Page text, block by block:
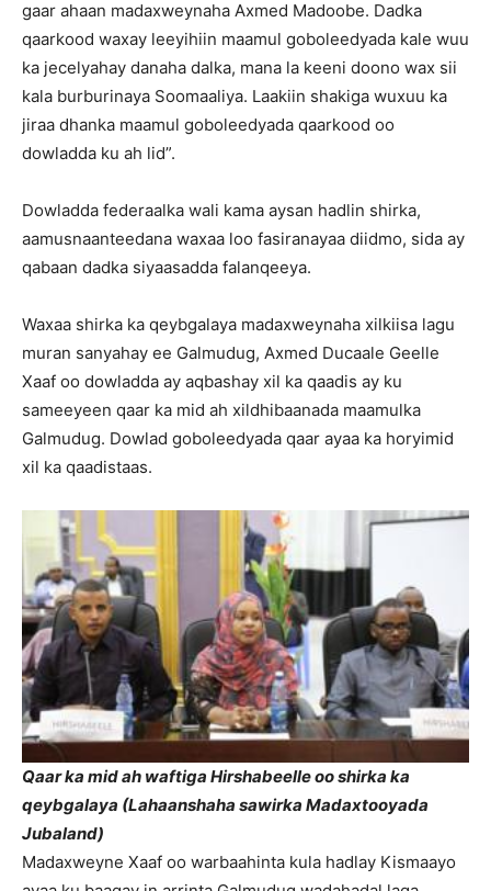
gaar ahaan madaxweynaha Axmed Madoobe. Dadka
qaarkood waxay leeyihiin maamul goboleedyada kale wuu
ka jecelyahay danaha dalka, mana la keeni doono wax sii
kala burburinaya Soomaaliya. Laakiin shakiga wuxuu ka
jiraa dhanka maamul goboleedyada qaarkood oo
dowladda ku ah lid”.
Dowladda federaalka wali kama aysan hadlin shirka,
aamusnaanteedana waxaa loo fasiranayaa diidmo, sida ay
qabaan dadka siyaasadda falanqeeya.
Waxaa shirka ka qeybgalaya madaxweynaha xilkiisa lagu
muran sanyahay ee Galmudug, Axmed Ducaale Geelle
Xaaf oo dowladda ay aqbashay xil ka qaadis ay ku
sameeyeen qaar ka mid ah xildhibaanada maamulka
Galmudug. Dowlad goboleedyada qaar ayaa ka horyimid
xil ka qaadistaas.
Qaar ka mid ah waftiga Hirshabeelle oo shirka ka
qeybgalaya (Lahaanshaha sawirka Madaxtooyada
Jubaland)
Madaxweyne Xaaf oo warbaahinta kula hadlay Kismaayo